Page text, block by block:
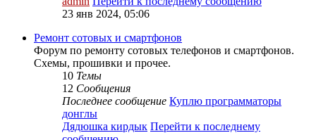
23 янв 2024, 05:06
Ремонт сотовых и смартфонов
Форум по ремонту сотовых телефонов и смартфонов.
Схемы, прошивки и прочее.
10 Темы
12 Сообщения
Последнее сообщение Куплю программаторы
донглы
Дядюшка кирдык Перейти к последнему